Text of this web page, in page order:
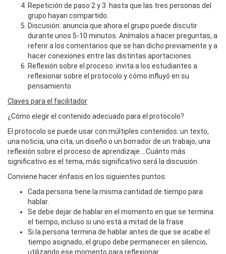
Repetición de paso 2 y 3 hasta que las tres personas del
grupo hayan compartido.
Discusión: anuncia que ahora el grupo puede discutir
durante unos 5-10 minutos. Anímalos a hacer preguntas, a
referir a los comentarios que se han dicho previamente y a
hacer conexiones entre las distintas aportaciones.
Reflexión sobre el proceso: invita a los estudiantes a
reflexionar sobre el protocolo y cómo influyó en su
pensamiento.
Claves para el facilitador
¿Cómo elegir el contenido adecuado para el protocolo?
El protocolo se puede usar con múltiples contenidos: un texto,
una noticia, una cita, un diseño o un borrador de un trabajo, una
reflexión sobre el proceso de aprendizaje… Cuánto más
significativo es el tema, más significativo será la discusión.
Conviene hacer énfasis en los siguientes puntos:
Cada persona tiene la misma cantidad de tiempo para
hablar.
Se debe dejar de hablar en el momento en que se termina
el tiempo, incluso si uno está a mitad de la frase.
Si la persona termina de hablar antes de que se acabe el
tiempo asignado, el grupo debe permanecer en silencio,
utilizando ese momento para reflexionar.